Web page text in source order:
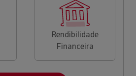
Rendibilidade
Financeira